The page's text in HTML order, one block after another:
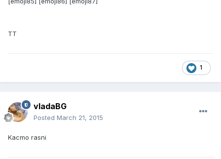
TT
1
vladaBG
Posted March 21, 2015
Kacmo rasni